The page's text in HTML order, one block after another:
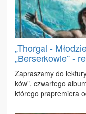
„Thorgal -
„Berserkowie” -
Za­pra­sza­my do
ków", czwar­te­go
któ­re­go pra­pre­mie­ra